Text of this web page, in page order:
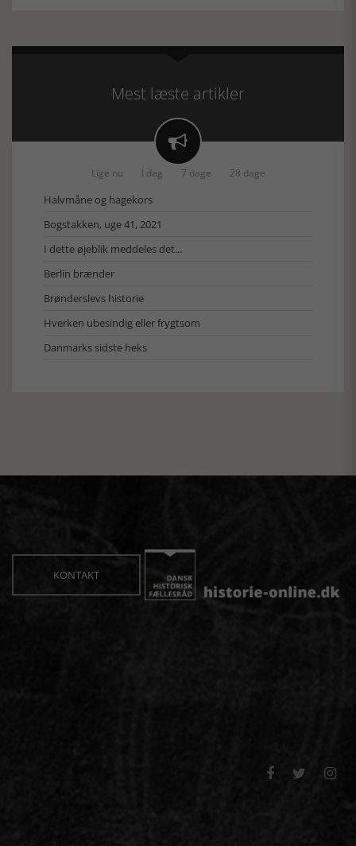
Mest læste artikler

Lige nu I dag 7 dage 28 dage
Halvmåne og hagekors
Bogstakken, uge 41, 2021
I dette øjeblik meddeles det...
Berlin brænder
Brønderslevs historie
Hverken ubesindig eller frygtsom
Danmarks sidste heks
KONTAKT
  